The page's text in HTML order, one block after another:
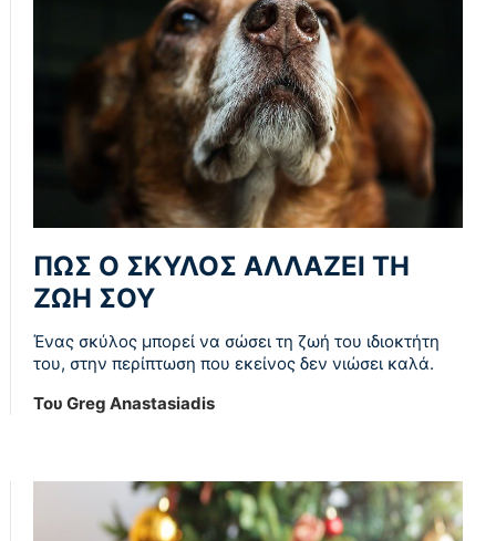
ΠΩΣ Ο ΣΚΥΛΟΣ ΑΛΛΑΖΕΙ ΤΗ
ΖΩΗ ΣΟΥ
Ένας σκύλος μπορεί να σώσει τη ζωή του ιδιοκτήτη
του, στην περίπτωση που εκείνος δεν νιώσει καλά.
Του Greg Anastasiadis